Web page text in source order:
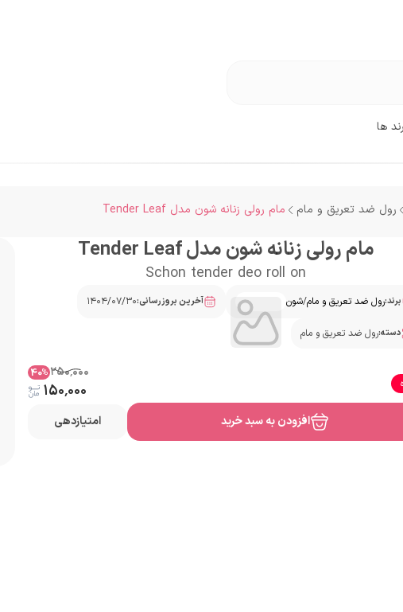
ها
رول ضد تعریق و مام مام رولی زنانه شون مدل Tender Leaf
مام رولی زنانه شون مدل Tender Leaf
Schon tender deo roll on
برند:رول ضد تعریق و مام/شون آخرین بروزرسانی:۱۴۰۴/۰۷/۳۰
دسته:رول ضد تعریق و مام
۲۵۰٬۰۰۰ %
40
۱۵۰٬۰۰۰
افزودن به سبد خرید امتیازدهی